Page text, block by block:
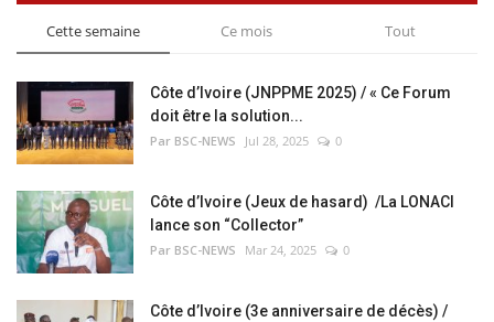
Cette semaine Ce mois Tout
Côte d’Ivoire (JNPPME 2025) / « Ce Forum
doit être la solution...
Par BSC-NEWS Jul 28, 2025 0
Côte d’Ivoire (Jeux de hasard) /La LONACI
lance son “Collector”
Par BSC-NEWS Mar 24, 2025 0
Côte d’Ivoire (3e anniversaire de décès) /